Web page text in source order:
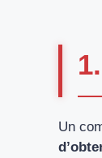
Un